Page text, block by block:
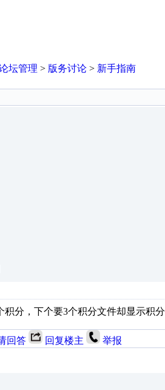
坛管理 > 版务讨论 > 新手指南
积分，下个要3个积分文件却显示积
回答 回复楼主 举报